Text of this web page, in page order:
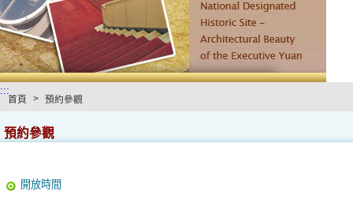
:::
首頁 > 預約參觀
預約參觀
開放時間